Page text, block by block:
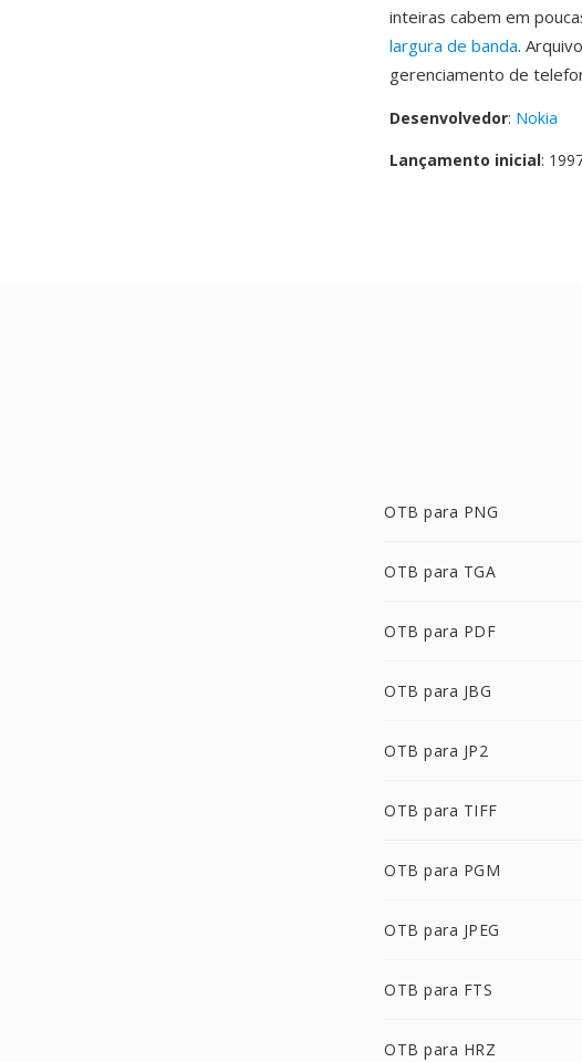
inteiras cabem em
largura de banda.
gerenciamento de
Desenvolvedor: Nokia
Lançamento inicial:
OTB para PNG
OTB para TGA
OTB para PDF
OTB para JBG
OTB para JP2
OTB para TIFF
OTB para PGM
OTB para JPEG
OTB para FTS
OTB para HRZ